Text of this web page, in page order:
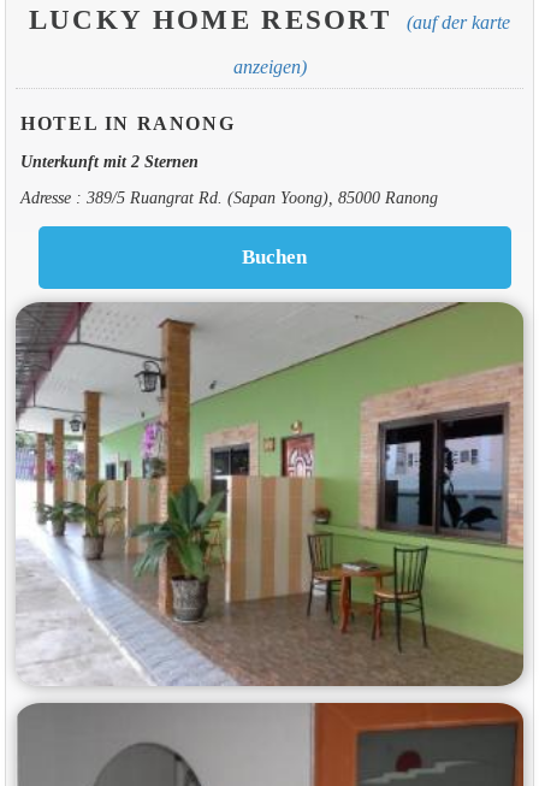
LUCKY HOME RESORT (auf der karte
anzeigen)
HOTEL IN RANONG
Unterkunft mit 2 Sternen
Adresse : 389/5 Ruangrat Rd. (Sapan Yoong), 85000 Ranong